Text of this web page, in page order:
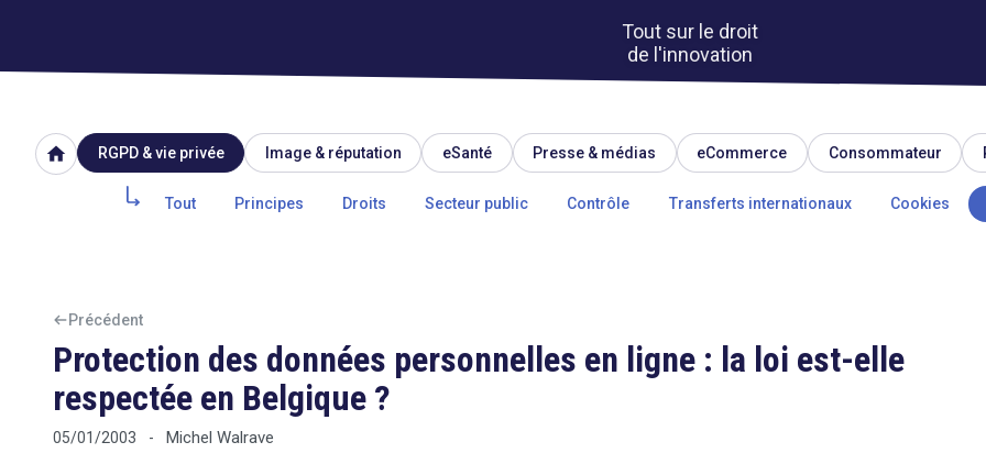
Tout sur le droit
de l'innovation
home RGPD & vie privée Image & réputation eSanté Presse & médias eCommerce Consommateur
Tout Principes Droits Secteur public Contrôle Transferts internationaux Cookies
Précédent
Protection des données personnelles en ligne : la loi est-elle
respectée en Belgique ?
05/01/2003 - Michel Walrave